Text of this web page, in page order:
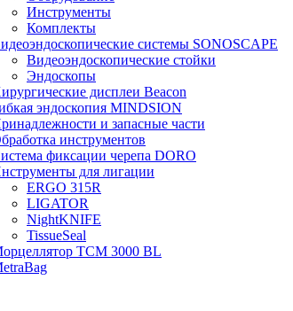
Инструменты
Комплекты
системы SONOSCAPE
Видеоэндоскопические стойки
Эндоскопы
дисплеи Beacon
эндоскопия MINDSION
и запасные части
инструментов
фиксации черепа DORO
для лигации
ERGO 315R
LIGATOR
NightKNIFE
TissueSeal
ТСМ 3000 BL